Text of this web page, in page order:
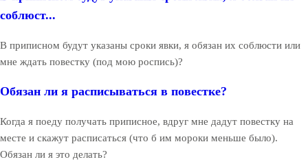
соблюст...
В приписном будут указаны сроки явки, я обязан их соблюсти или
мне ждать повестку (под мою роспись)?
Обязан ли я расписываться в повестке?
Когда я поеду получать приписное, вдруг мне дадут повестку на
месте и скажут расписаться (что б им мороки меньше было).
Обязан ли я это делать?